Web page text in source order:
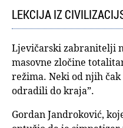
LEKCIJA IZ
Ljevičarski zabranitelji
masovne zločine
režima. Neki od njih čak
odradili do kraja”.
Gordan Jandroković,